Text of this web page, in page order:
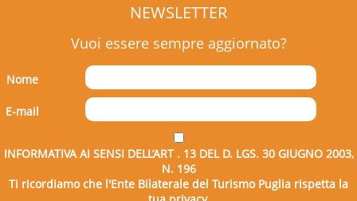
NEWSLETTER
Vuoi essere sempre aggiornato?
Nome
E-mail
INFORMATIVA AI SENSI DELL’ART . 13 DEL D. LGS. 30 GIUGNO 2003,
N. 196
Ti ricordiamo che l'Ente Bilaterale del Turismo Puglia rispetta la